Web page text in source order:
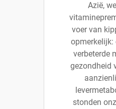
Azië,
voer van
opmerkelijk:
verbeterde
gezondheid
stonden